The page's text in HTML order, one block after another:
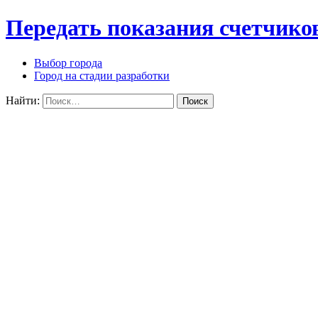
Передать показания
Выбор города
Город на стадии разработки
Найти: